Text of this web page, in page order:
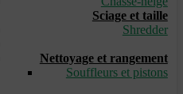
Sciage et taille
Shredder
Nettoyage et rangement
Souffleurs et pistons